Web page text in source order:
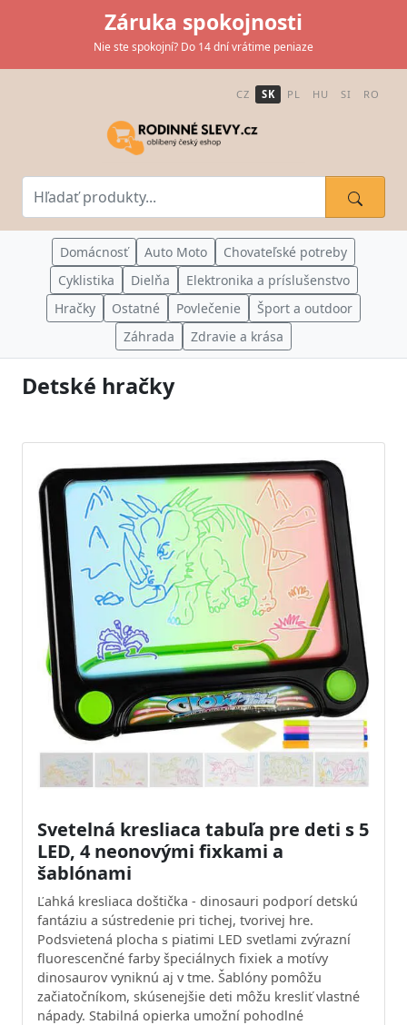
Záruka spokojnosti
Nie ste spokojní? Do 14 dní vrátime peniaze
CZ SK PL HU SI RO
Domácnosť Auto Moto
Chovateľské potreby
Cyklistika
Dielňa
Elektronika a príslušenstvo
Hračky
Ostatné Povlečenie
Šport a outdoor
Záhrada
Zdravie a krása
Detské hračky
Svetelná kresliaca tabuľa pre deti s 5
LED, 4 neonovými fixkami a
šablónami
Ľahká kresliaca doštička - dinosauri podporí detskú
fantáziu a sústredenie pri tichej, tvorivej hre.
Podsvietená plocha s piatimi LED svetlami zvýrazní
fluorescenčné farby špeciálnych fixiek a motívy
dinosaurov vyniknú aj v tme. Šablóny pomôžu
začiatočníkom, skúsenejšie deti môžu kresliť vlastné
nápady. Stabilná opierka umožní pohodlné